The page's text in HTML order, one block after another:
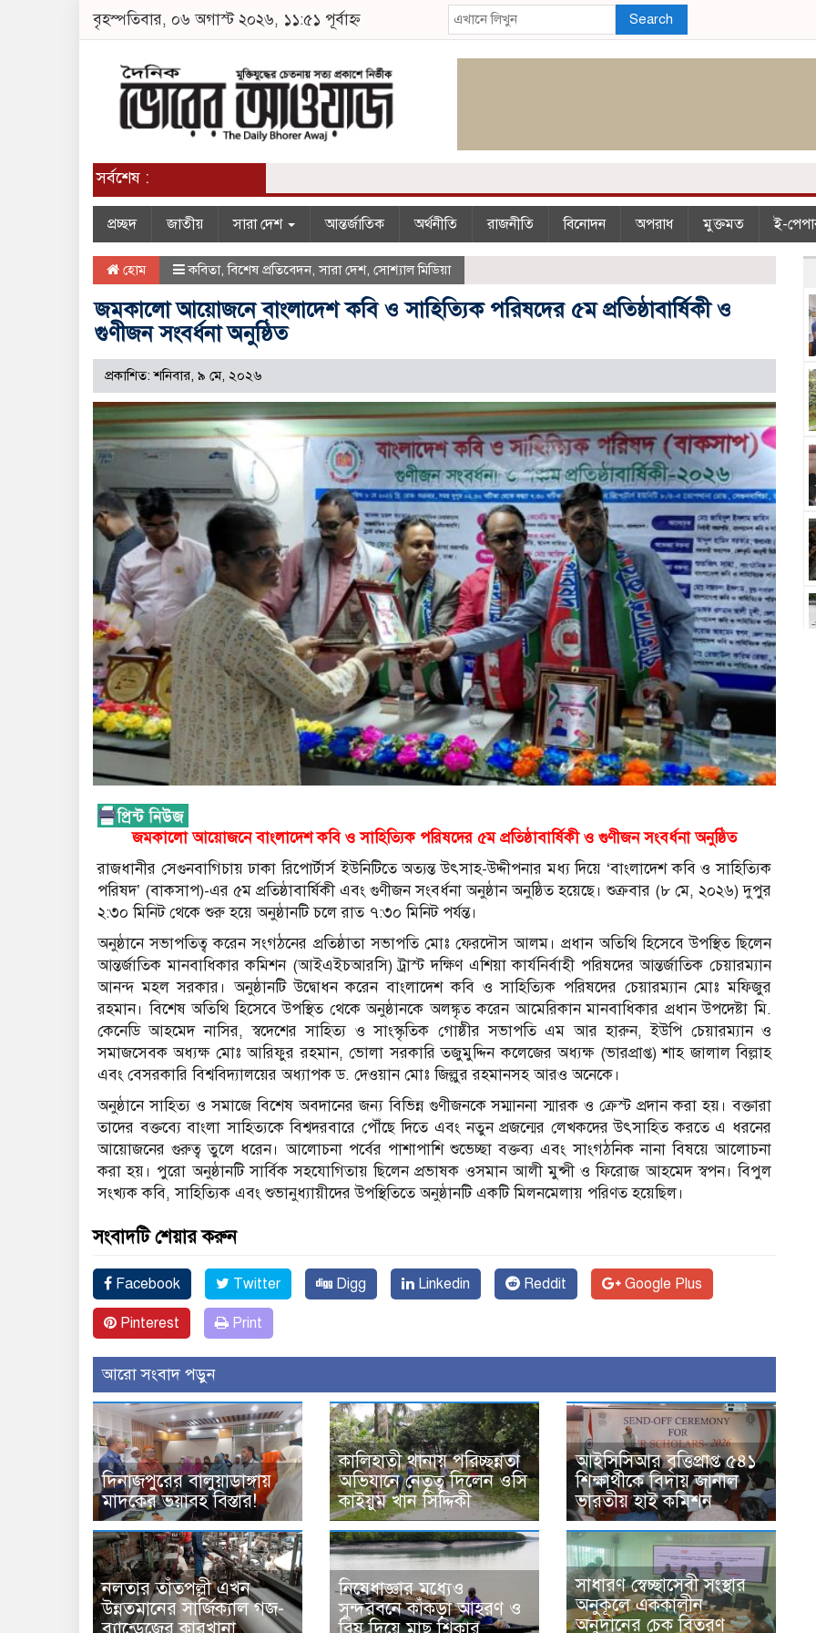
বৃহস্পতিবার, ০৬ অগাস্ট ২০২৬, ১১:৫১ পূর্বাহ্ন Search
সর্বশেষ :
প্রচ্ছদ জাতীয় সারা দেশ আন্তর্জাতিক অর্থনীতি রাজনীতি বিনোদন অপরাধ মুক্তমত ই-
হোম কবিতা,বিশেষ প্রতিবেদন,সারা দেশ, সোশ্যাল মিডিয়া
​জমকালো আয়োজনে বাংলাদেশ কবি ও সাহিত্যিক পরিষদের ৫ম প্রতিষ্ঠাবার্ষিকী ও
গুণীজন সংবর্ধনা অনুষ্ঠিত
প্রকাশিত: শনিবার, ৯ মে, ২০২৬
​জমকালো আয়োজনে বাংলাদেশ কবি ও সাহিত্যিক পরিষদের ৫ম প্রতিষ্ঠাবার্ষিকী ও গুণীজন সংবর্ধনা অনুষ্ঠিত
​রাজধানীর সেগুনবাগিচায় ঢাকা রিপোর্টার্স ইউনিটিতে অত্যন্ত উৎসাহ-উদ্দীপনার মধ্য দিয়ে ‘বাংলাদেশ কবি ও সাহিত্যিক
পরিষদ’ (বাকসাপ)-এর ৫ম প্রতিষ্ঠাবার্ষিকী এবং গুণীজন সংবর্ধনা অনুষ্ঠান অনুষ্ঠিত হয়েছে। শুক্রবার (৮ মে, ২০২৬) দুপুর
২:৩০ মিনিট থেকে শুরু হয়ে অনুষ্ঠানটি চলে রাত ৭:৩০ মিনিট পর্যন্ত।
​অনুষ্ঠানে সভাপতিত্ব করেন সংগঠনের প্রতিষ্ঠাতা সভাপতি মোঃ ফেরদৌস আলম। প্রধান অতিথি হিসেবে উপস্থিত ছিলেন
আন্তর্জাতিক মানবাধিকার কমিশন (আইএইচআরসি) ট্রাস্ট দক্ষিণ এশিয়া কার্যনির্বাহী পরিষদের আন্তর্জাতিক চেয়ারম্যান
আনন্দ মহল সরকার। অনুষ্ঠানটি উদ্বোধন করেন বাংলাদেশ কবি ও সাহিত্যিক পরিষদের চেয়ারম্যান মোঃ মফিজুর
রহমান। ​বিশেষ অতিথি হিসেবে উপস্থিত থেকে অনুষ্ঠানকে অলঙ্কৃত করেন আমেরিকান মানবাধিকার প্রধান উপদেষ্টা মি.
কেনেডি আহমেদ নাসির, স্বদেশের সাহিত্য ও সাংস্কৃতিক গোষ্ঠীর সভাপতি এম আর হারুন, ইউপি চেয়ারম্যান ও
সমাজসেবক অধ্যক্ষ মোঃ আরিফুর রহমান, ভোলা সরকারি তজুমুদ্দিন কলেজের অধ্যক্ষ (ভারপ্রাপ্ত) শাহ জালাল বিল্লাহ
এবং বেসরকারি বিশ্ববিদ্যালয়ের অধ্যাপক ড. দেওয়ান মোঃ জিল্লুর রহমানসহ আরও অনেকে।
​অনুষ্ঠানে সাহিত্য ও সমাজে বিশেষ অবদানের জন্য বিভিন্ন গুণীজনকে সম্মাননা স্মারক ও ক্রেস্ট প্রদান করা হয়। বক্তারা
তাদের বক্তব্যে বাংলা সাহিত্যকে বিশ্বদরবারে পৌঁছে দিতে এবং নতুন প্রজন্মের লেখকদের উৎসাহিত করতে এ ধরনের
আয়োজনের গুরুত্ব তুলে ধরেন। আলোচনা পর্বের পাশাপাশি শুভেচ্ছা বক্তব্য এবং সাংগঠনিক নানা বিষয়ে আলোচনা
করা হয়। ​পুরো অনুষ্ঠানটি সার্বিক সহযোগিতায় ছিলেন প্রভাষক ওসমান আলী মুন্সী ও ফিরোজ আহমেদ স্বপন। বিপুল
সংখ্যক কবি, সাহিত্যিক এবং শুভানুধ্যায়ীদের উপস্থিতিতে অনুষ্ঠানটি একটি মিলনমেলায় পরিণত হয়েছিল।
সংবাদটি শেয়ার করুন
Facebook Twitter Digg Linkedin Reddit Google Plus
Pinterest Print
আরো সংবাদ পড়ুন
দিনাজপুরের বালুয়াডাঙ্গায়
মাদকের ভয়াবহ বিস্তার!
কালিহাতী থানায় পরিচ্ছন্নতা
অভিযানে নেতৃত্ব দিলেন ওসি
কাইয়ুম খান সিদ্দিকী
আইসিসিআর বৃত্তিপ্রাপ্ত ৫৪১
শিক্ষার্থীকে বিদায় জানাল
ভারতীয় হাই কমিশন
নলতার তাঁতপল্লী এখন
উন্নতমানের সার্জিক্যাল গজ-
নিষেধাজ্ঞার মধ্যেও
সুন্দরবনে কাঁকড়া আহরণ ও
সাধারণ স্বেচ্ছাসেবী সংস্থার
অনুকূলে এককালীন
অনুদানের চেক বিতরণ